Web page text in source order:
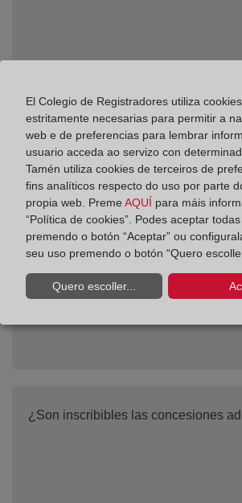
¿Qué registro es competente en
¿Son inscribibles las concesiones
El Colegio de Registradores utiliza
estritamente necesarias para permitir a
web e de preferencias para lembrar
usuario acceda ao servizo con
Tamén utiliza cookies de terceiros de
fins analíticos respecto do uso por parte
propia web. Preme AQUÍ para máis
“Política de cookies”. Podes aceptar
premendo o botón “Aceptar” ou
seu uso premendo o botón “Quero
Quero escoller...